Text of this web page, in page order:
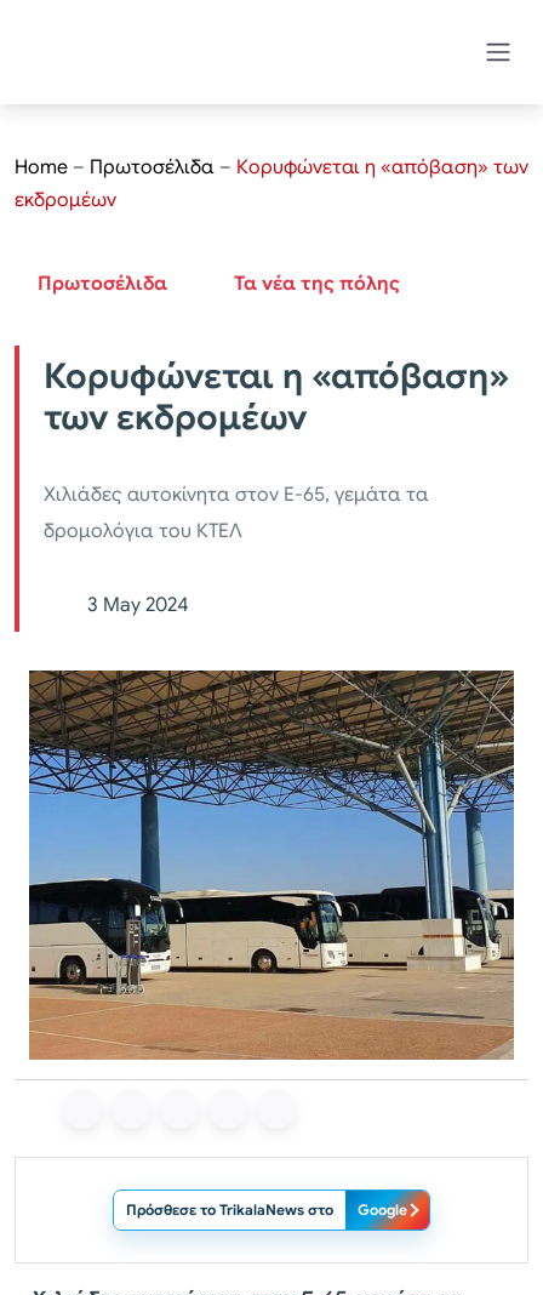
Home – Πρωτοσέλιδα – Κορυφώνεται η «απόβαση» των
εκδρομέων
Πρωτοσέλιδα Τα νέα της πόλης
Κορυφώνεται η «απόβαση»
των εκδρομέων
Χιλιάδες αυτοκίνητα στον Ε-65, γεμάτα τα
δρομολόγια του ΚΤΕΛ
3 May 2024
Πρόσθεσε το TrikalaNews στο Google